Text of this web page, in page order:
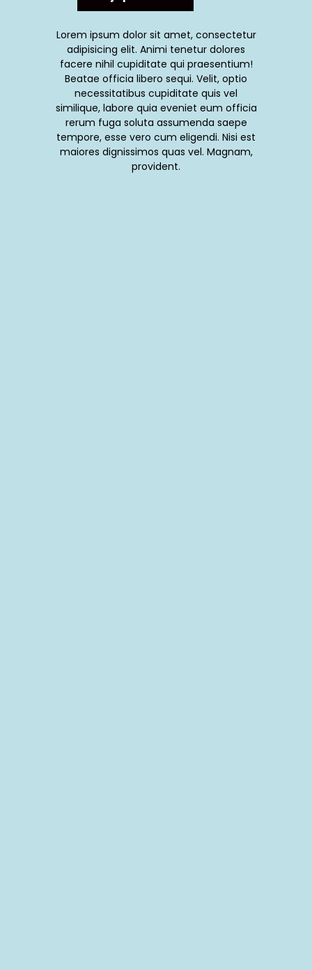
Lorem ipsum dolor sit amet, consectetur
adipisicing elit. Animi tenetur dolores
facere nihil cupiditate qui praesentium!
Beatae officia libero sequi. Velit, optio
necessitatibus cupiditate quis vel
similique, labore quia eveniet eum officia
rerum fuga soluta assumenda saepe
tempore, esse vero cum eligendi. Nisi est
maiores dignissimos quas vel. Magnam,
provident.